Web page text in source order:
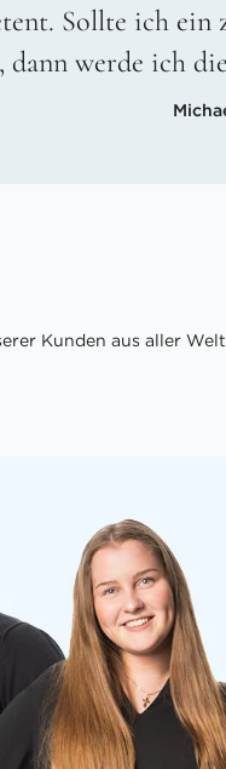
Sollte ich ein
dann werde ich
Kunden aus aller